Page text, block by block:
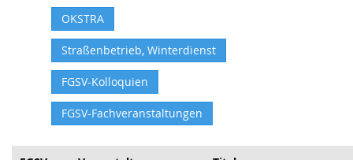
OKSTRA
Straßenbetrieb, Winterdienst
FGSV-Kolloquien
FGSV-Fachveranstaltungen